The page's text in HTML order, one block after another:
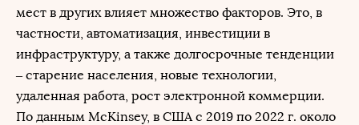
мест в других влияет множество факторов. Это, в
частности, автоматизация, инвестиции в
инфраструктуру, а также долгосрочные тенденции
– старение населения, новые технологии,
удаленная работа, рост электронной коммерции.
По данным McKinsey, в США с 2019 по 2022 г. около